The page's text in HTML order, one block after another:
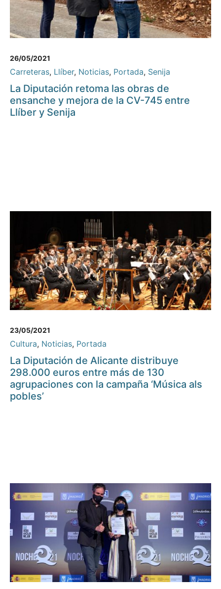
26/05/2021
Carreteras, Llíber, Noticias, Portada, Senija
La Diputación retoma las obras de
ensanche y mejora de la CV-745 entre
Llíber y Senija
23/05/2021
Cultura, Noticias, Portada
La Diputación de Alicante distribuye
298.000 euros entre más de 130
agrupaciones con la campaña ‘Música als
pobles’